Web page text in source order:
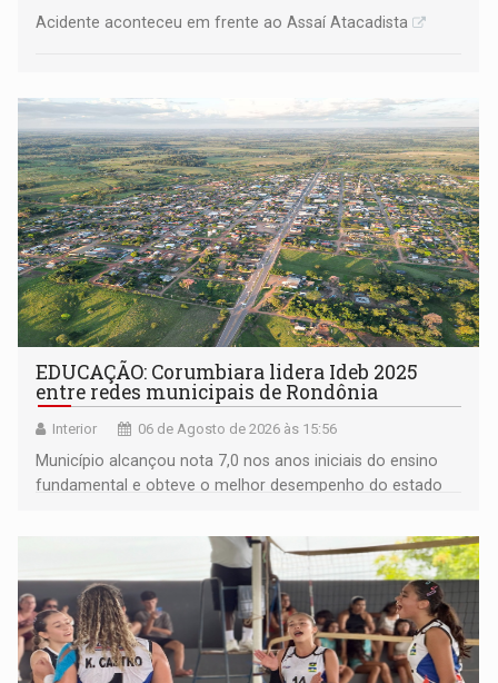
Acidente aconteceu em frente ao Assaí Atacadista
EDUCAÇÃO: Corumbiara lidera Ideb 2025
entre redes municipais de Rondônia
Interior 06 de Agosto de 2026 às 15:56
Município alcançou nota 7,0 nos anos iniciais do ensino
fundamental e obteve o melhor desempenho do estado